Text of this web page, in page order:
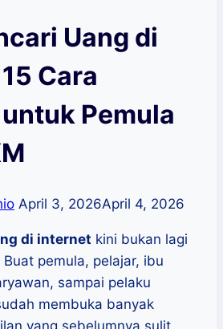
Uang di
Cara
Pemula
April 3, 2026April 4, 2026
di internet kini bukan lagi
pemula, pelajar, ibu
sampai pelaku
membuka banyak